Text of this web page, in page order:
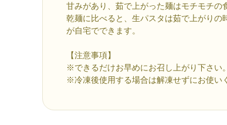
甘みがあり、茹で上がった麺はモチモチの
乾麺に比べると、生パスタは茹で上がりの
が自宅でできます。
【注意事項】
※できるだけお早めにお召し上がり下さい。
※冷凍後使用する場合は解凍せずにお使い